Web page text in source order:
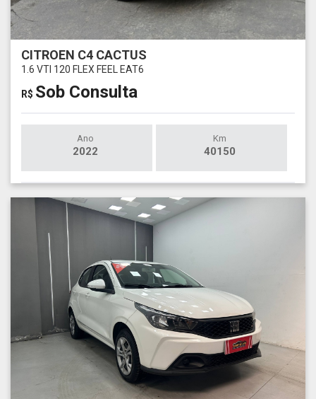
CITROEN C4 CACTUS
1.6 VTI 120 FLEX FEEL EAT6
R$ Sob Consulta
Ano
2022
Km
40150